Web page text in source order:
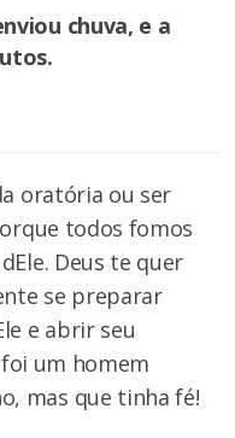
chuva, e a
oratória ou ser
todos fomos
Deus te quer
se preparar
e abrir seu
foi um homem
mas que tinha fé!